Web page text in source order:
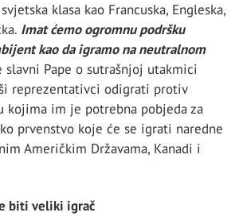
klasa kao Francuska, Engleska,
Imat ćemo ogromnu podršku
kao da igramo na neutralnom
slavni Pape o sutrašnjoj utakmici
reprezentativci odigrati protiv
kojima im je potrebna pobjeda za
prvenstvo koje će se igrati naredne
Američkim Državama, Kanadi i
biti veliki igrač